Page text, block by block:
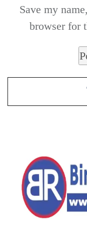
Save my
browser for